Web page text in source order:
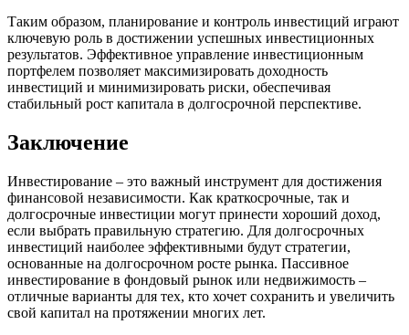
Таким образом, планирование и контроль инвестиций играют
ключевую роль в достижении успешных инвестиционных
результатов. Эффективное управление инвестиционным
портфелем позволяет максимизировать доходность
инвестиций и минимизировать риски, обеспечивая
стабильный рост капитала в долгосрочной перспективе.
Заключение
Инвестирование – это важный инструмент для достижения
финансовой независимости. Как краткосрочные, так и
долгосрочные инвестиции могут принести хороший доход,
если выбрать правильную стратегию. Для долгосрочных
инвестиций наиболее эффективными будут стратегии,
основанные на долгосрочном росте рынка. Пассивное
инвестирование в фондовый рынок или недвижимость –
отличные варианты для тех, кто хочет сохранить и увеличить
свой капитал на протяжении многих лет.